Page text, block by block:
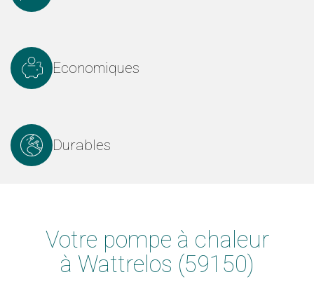
Economiques
Durables
Votre pompe à chaleur
à Wattrelos (59150)